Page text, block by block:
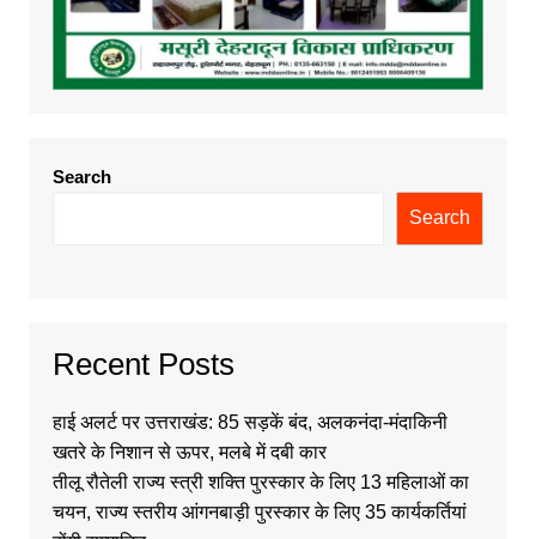
Search
Search
Recent Posts
हाई अलर्ट पर उत्तराखंड: 85 सड़कें बंद, अलकनंदा-मंदाकिनी
खतरे के निशान से ऊपर, मलबे में दबी कार
तीलू रौतेली राज्य स्त्री शक्ति पुरस्कार के लिए 13 महिलाओं का
चयन, राज्य स्तरीय आंगनबाड़ी पुरस्कार के लिए 35 कार्यकर्तियां